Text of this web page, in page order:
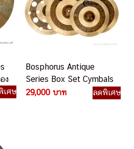
ง
เศษ
Bosphorus Antique
Series Box Set Cymbals
ชุดฉาบกลอง
29,000 บาท ลดพิเศษ